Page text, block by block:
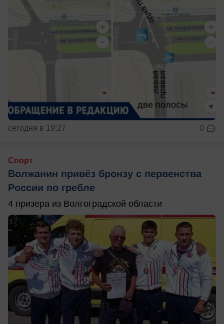
сегодня в 19:27 0
Спорт
Волжанин привёз бронзу с первенства
России по гребле
4 призера из Волгоградской области